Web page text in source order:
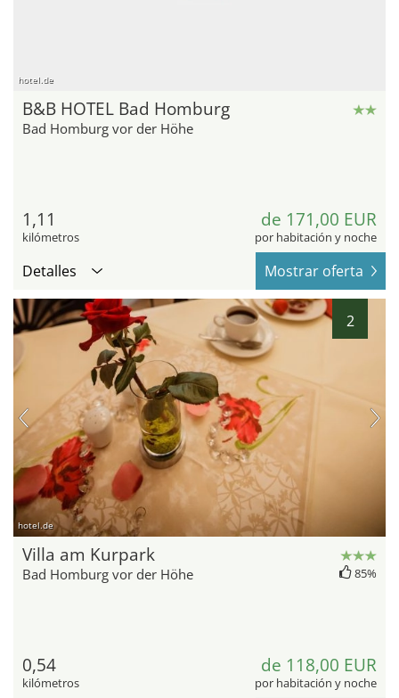
hotel.de
B&B HOTEL Bad Homburg
Bad Homburg vor der Höhe
1,11
kilómetros
de 171,00 EUR
por habitación y noche
Detalles Mostrar oferta
2
hotel.de
Villa am Kurpark
Bad Homburg vor der Höhe 85%
0,54
kilómetros
de 118,00 EUR
por habitación y noche